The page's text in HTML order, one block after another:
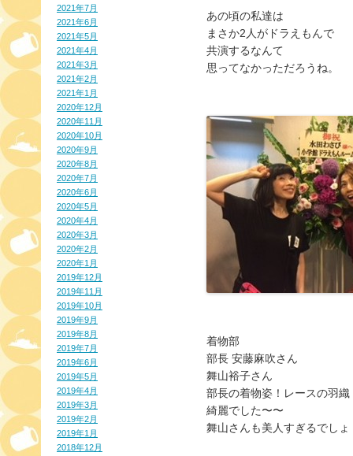
2021年7月
2021年6月
2021年5月
2021年4月
2021年3月
2021年2月
2021年1月
2020年12月
2020年11月
2020年10月
2020年9月
2020年8月
2020年7月
2020年6月
2020年5月
2020年4月
2020年3月
2020年2月
2020年1月
2019年12月
2019年11月
2019年10月
2019年9月
2019年8月
2019年7月
2019年6月
2019年5月
2019年4月
2019年3月
2019年2月
2019年1月
2018年12月
あの頃の私達は
まさか2人がドラえもんで
共演するなんて
思ってなかっただろうね。
着物部
部長 安藤麻吹さん
舞山裕子さん
部長の着物姿！レースの羽織
綺麗でした〜〜
舞山さんも美人すぎるでしょ